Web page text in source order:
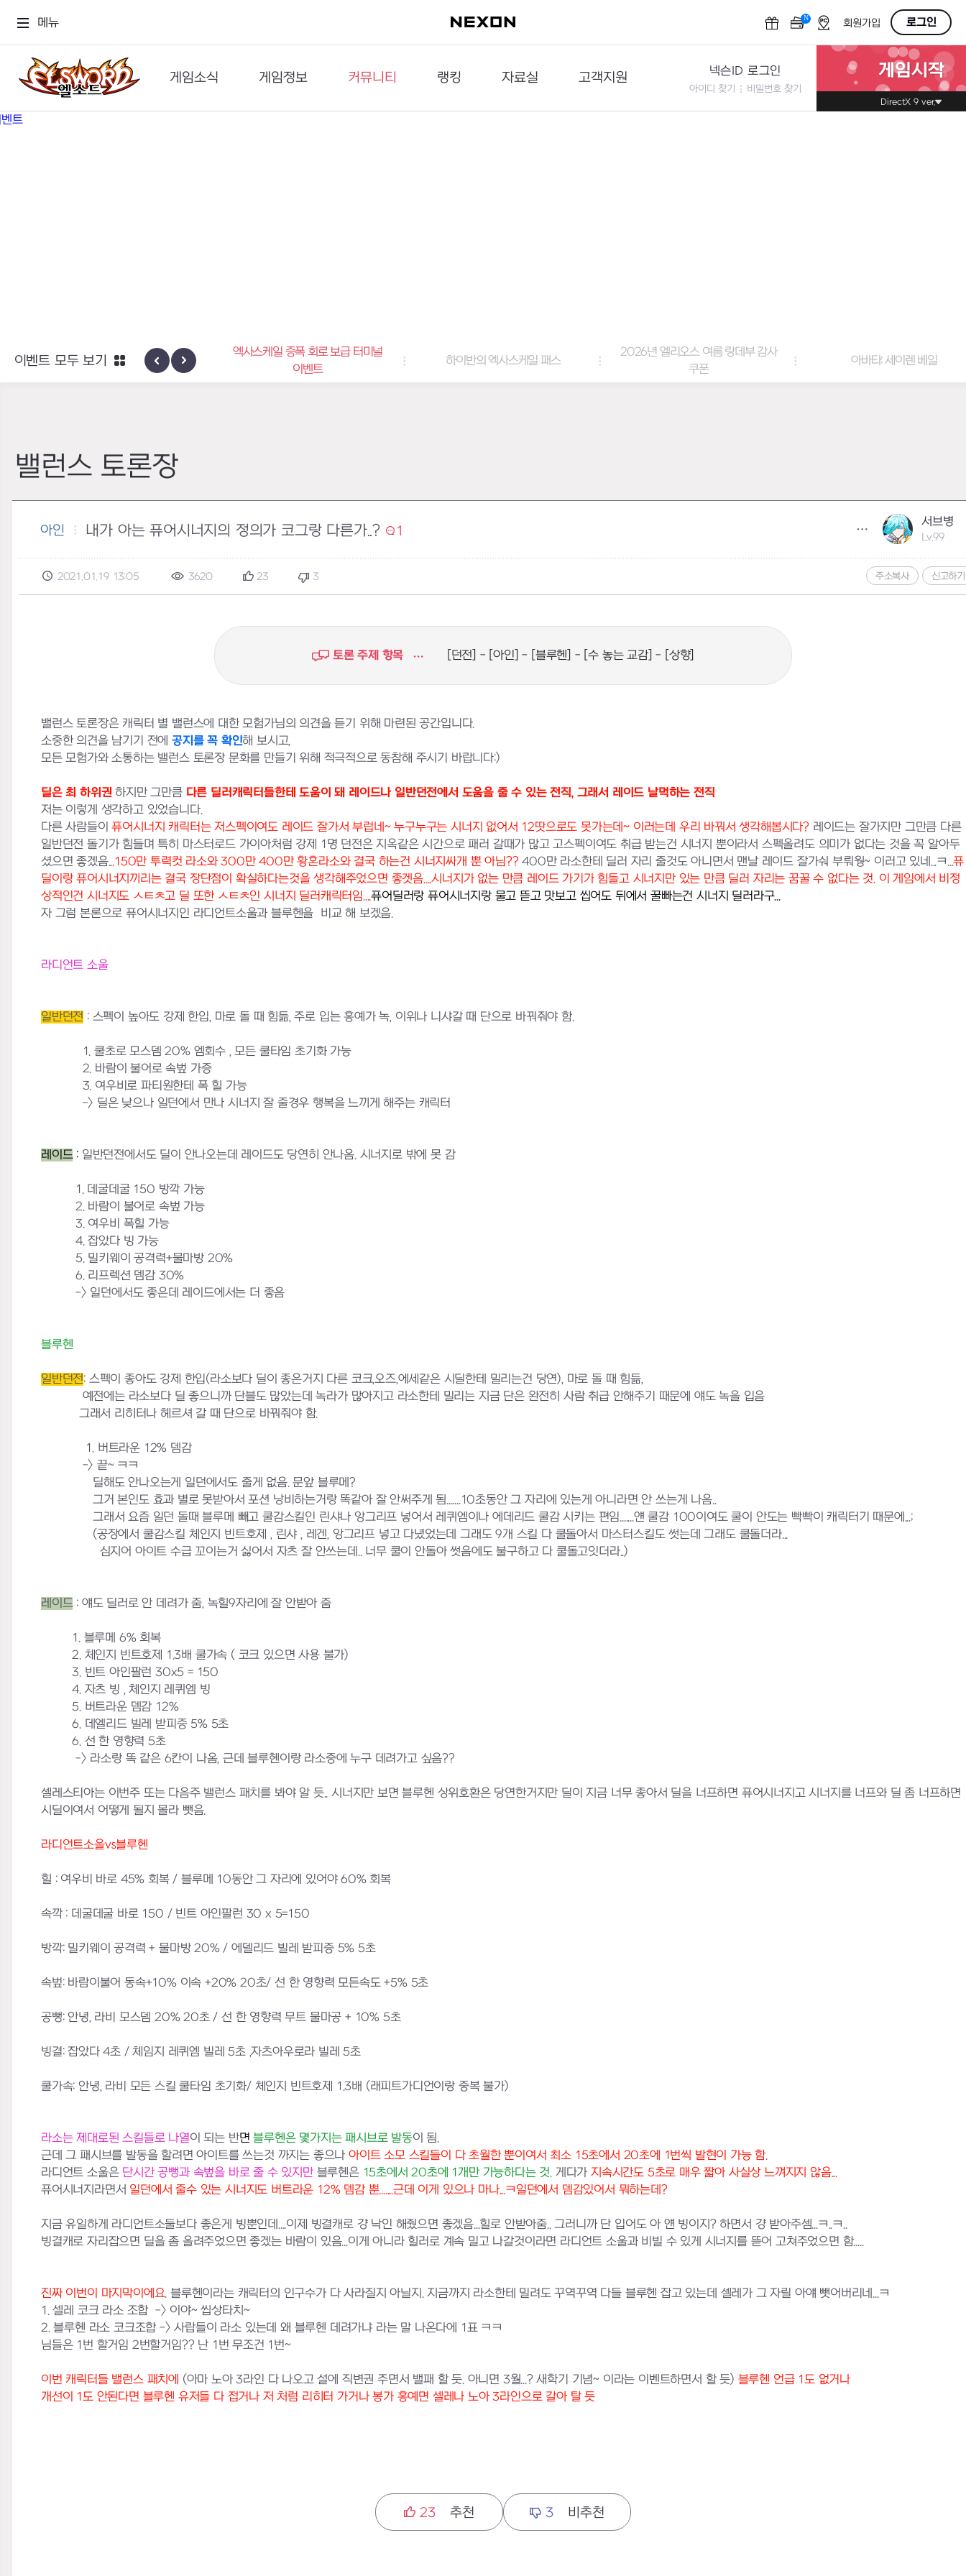
메뉴 N OFF회원가입 로그인
게임소식
공지사항
게임정보
세계관
커뮤니티
이슈게시판
랭킹
던전랭킹
자료실
다운로드
고객지원
문의하기
넥슨ID 로그인
아이디 찾기 비밀번호 찾기
게임시작
DirectX 9 ver.
신규 지역 네블론
엑사스케일 증폭 회로 보급 터미널
이벤트
하이반의 엑사스케일 패스
2026년 엘리오스 여름 랑데부 감사
쿠폰
아바타: 세이렌 베일
이벤트 모두 보기
밸런스 토론장
아인 내가 아는 퓨어시너지의 정의가 코그랑 다른가..? 1
서브병
Lv.99
2021.01.19 13:05 3620 23 3 주소복사 신고하기
토론 주제 항목 [던전] - [아인] - [블루헨] - [수 놓는 교감] - [상향]
밸런스 토론장은 캐릭터 별 밸런스에 대한 모험가님의 의견을 듣기 위해 마련된 공간입니다.
소중한 의견을 남기기 전에 공지를 꼭 확인해 보시고,
모든 모험가와 소통하는 밸런스 토론장 문화를 만들기 위해 적극적으로 동참해 주시기 바랍니다:)
딜은 최 하위권하지만 그만큼 다른 딜러캐릭터들한테 도움이 돼 레이드나 일반던전에서 도움을 줄 수 있는 전직, 그래서 레이드 날먹하는 전직
저는 이렇게 생각하고 있었습니다.
다른 사람들이 퓨어시너지 캐릭터는 저스펙이여도 레이드 잘가서 부럽네~ 누구누구는 시너지 없어서 12땃으로도 못가는데~ 이러는데 우리 바꿔서 생각해봅시다? 레이드는 잘가지만 그만큼 다른
일반던전 돌기가 힘들며 특히 마스터로드 가이아처럼 강제 1명 던전은 지옥같은 시간으로 패러 갈때가 많고 고스펙이여도 취급 받는건 시너지 뿐이라서 스펙올려도 의미가 없다는 것을 꼭 알아두
셨으면 좋겠음...150만 투력컷 라소와 300만 400만 황혼라소와 결국 하는건 시너지싸개 뿐 아님??400만 라소한테 딜러 자리 줄것도 아니면서 맨날 레이드 잘가숴 부뤄웡~ 이러고 있네...ㅋ...퓨
딜이랑 퓨어시너지끼리는 결국 장단점이 확실하다는것을 생각해주었으면 좋겟음....시너지가 없는 만큼 레이드 가기가 힘들고 시너지만 있는 만큼 딜러 자리는 꿈꿀 수 없다는 것. 이 게임에서 비정
상적인건 시너지도 ㅅㅌㅊ고 딜 또한 ㅅㅌㅊ인 시너지 딜러캐릭터임....퓨어딜러랑 퓨어시너지랑 물고 뜯고 맛보고 씹어도 뒤에서 꿀빠는건 시너지 딜러라구...
자 그럼 본론으로 퓨어시너지인 라디언트소울과 블루헨을 비교 해 보겠음.
라디언트 소울
일반던전 : 스펙이 높아도 강제 한입, 마로 돌 때 힘듦, 주로 입는 홍예가 녹, 이위나 니샤갈 때 단으로 바꿔줘야 함.
1. 쿨초로 모스뎀 20% 엠회수 , 모든 쿨타임 초기화 가능
2. 바람이 불어로 속벞 가증
3. 여우비로 파티원한테 폭 힐 가능
-> 딜은 낮으나 일던에서 만나 시너지 잘 줄경우 행복을 느끼게 해주는 캐릭터
레이드: 일반던전에서도 딜이 안나오는데 레이드도 당연히 안나옴. 시너지로 밖에 못 감
1. 데굴데굴 150 방깍 가능
2. 바람이 불어로 속벞 가능
3. 여우비 폭힐 가능
4. 잡았다 빙 가능
5. 밀키웨이 공격력+물마방 20%
6. 리프렉션 뎀감 30%
-> 일던에서도 좋은데 레이드에서는 더 좋음
블루헨
일반던전: 스펙이 좋아도 강제 한입(라소보다 딜이 좋은거지 다른 코크,오즈,에세같은 시딜한테 밀리는건 당연), 마로 돌 때 힘듦,
예전에는 라소보다 딜 좋으니까 단블도 많았는데 녹라가 많아지고 라소한테 밀리는 지금 단은 완전히 사람 취급 안해주기 때문에 얘도 녹을 입음
그래서 리히터나 헤르셔 갈 때 단으로 바꿔줘야 함.
1. 버트라운 12% 뎀감
-> 끝~ ㅋㅋ
딜해도 안나오는게 일던에서도 줄게 없음. 문앞 블루메?
그거 본인도 효과 별로 못받아서 포션 낭비하는거랑 똑같아 잘 안써주게 됨.......10초동안 그 자리에 있는게 아니라면 안 쓰는게 나음..
그래서 요즘 일던 돌때 블루메 빼고 쿨감스킬인 린샤나 앙그리프 넣어서 레퀴엠이나 에데리드 쿨감 시키는 편임.......얜 쿨감 100이여도 쿨이 안도는 빡빡이 캐릭터기 때문에...;
(공장에서 쿨감스킬 체인지 빈트호제 , 린샤 , 레겐, 앙그리프 넣고 다녔었는데 그래도 9개 스킬 다 쿨돌아서 마스터스킬도 썻는데 그래도 쿨돌더라...
심지어 아이트 수급 꼬이는거 싫어서 자츠 잘 안쓰는데.. 너무 쿨이 안돌아 썻음에도 불구하고 다 쿨돌고잇더라..)
레이드: 얘도 딜러로 안 데려가 줌, 녹힐9자리에 잘 안받아 줌
1. 블루메 6% 회복
2. 체인지 빈트호제 1.3배 쿨가속 ( 코크 있으면 사용 불가)
3. 빈트 아인팔런 30x5 = 150
4. 자츠 빙 , 체인지 레퀴엠 빙
5. 버트라운 뎀감 12%
6. 데엘리드 빌레 받피증 5% 5초
6. 선 한 영향력 5초
-> 라소랑 똑 같은 6칸이 나옴, 근데 블루헨이랑 라소중에 누구 데려가고 싶음??
셀레스티아는 이번주 또는 다음주 밸런스 패치를 봐야 알 듯.. 시너지만 보면 블루헨 상위호환은 당연한거지만 딜이 지금 너무 좋아서 딜을 너프하면 퓨어시너지고 시너지를 너프와 딜 좀 너프하면
시딜이여서 어떻게 될지 몰라 뺏음.
라디언트소을vs블루헨
힐 : 여우비 바로 45% 회복 / 블루메 10동안 그 자리에 있어야 60% 회복
속깍 : 데굴데굴 바로 150 / 빈트 아인팔런 30 x 5=150
방깍: 밀키웨이 공격력 + 물마방 20% / 에델리드 빌레 받피증 5% 5초
속벞: 바람이불어 동속+10% 이속 +20% 20초/ 선 한 영향력 모든속도 +5% 5초
공뻥: 안녕, 라비 모스뎀 20% 20초 / 선 한 영향력 무트 물마공 + 10% 5초
빙결: 잡았다 4초 / 체임지 레퀴엠 빌레 5초 ,자츠아우로라 빌레 5초
쿨가속: 안녕, 라비 모든 스킬 쿨타임 초기화/ 체인지 빈트호제 1.3배 (래피트가디언이랑 중복 불가)
라소는 제대로된 스킬들로 나열이 되는 반면 블루헨은 몇가지는 패시브로 발동이 됨.
근데 그 패시브를 발동을 할려면 아이트를 쓰는것 까지는 좋으나 아이트 소모 스킬들이 다 초월한 뿐이여서 최소 15초에서 20초에 1번씩 발현이 가능 함.
라디언트 소울은단시간 공뻥과 속벞을 바로 줄 수 있지만 블루헨은15초에서 20초에 1개만 가능하다는 것. 게다가 지속시간도 5초로 매우 짧아 사실상 느껴지지 않음...
퓨어시너지라면서 일던에서 줄수 있는 시너지도 버트라운 12% 뎀감 뿐.......근데 이게 있으나 마나...ㅋ일던에서 뎀감있어서 뭐하는데?
지금 유일하게 라디언트소둘보다 좋은게 빙뿐인데....이제 빙결캐로 걍 낙인 해줬으면 좋겠음...힐로 안받아줌.. 그러니까 단 입어도 아 얜 빙이지? 하면서 걍 받아주셈...ㅋ..ㅋ..
빙결캐로 자리잡으면 딜을 좀 올려주었으면 좋겠는 바람이 있음...이게 아니라 힐러로 계속 밀고 나갈것이라면 라디언트 소울과 비빌 수 있게 시너지를 뜯어 고쳐주었으면 함.....
진짜 이번이 마지막이에요. 블루헨이라는 캐릭터의 인구수가 다 사라질지 아닐지. 지금까지 라소한테 밀려도 꾸역꾸역 다들 블루헨 잡고 있는데 셀레가 그 자릴 아얘 뺏어버리네...ㅋ
1. 셀레 코크 라소 조합 -> 이야~ 씹상타치~
2. 블루헨 라소 코크조합 -> 사랍들이 라소 있는데 왜 블루헨 데려가냐 라는 말 나온다에 1표 ㅋㅋ
님들은 1번 할거임 2번할거임?? 난 1번 무조건 1번~
이번 캐릭터들 밸런스 패치에 (아마 노아 3라인 다 나오고 설에 직변권 주면서 밸패 할 듯. 아니면 3월...? 새학기 기념~ 이라는 이벤트하면서 할 듯) 블루헨 언급 1도 없거나
개선이 1도 안된다면 블루헨 유저들 다 접거나 저 처럼 리히터 가거나 봉가 홍예면 셀레나 노아 3라인으로 갈아 탈 듯
23 추천 3 비추천